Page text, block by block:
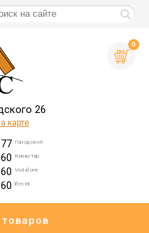
0
26
карте
Городской
Киевстар
Vodafone
lifecell